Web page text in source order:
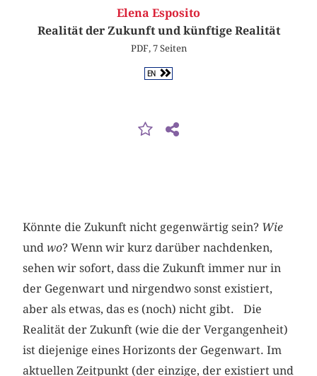
Elena Esposito
Realität der Zukunft und künftige Realität
PDF, 7 Seiten
EN
Könnte die Zukunft nicht gegenwärtig sein? Wie
undwo? Wenn wir kurz darüber nachdenken,
sehen wir sofort, dass die Zu­kunft immer nur in
der Gegenwart und nirgendwo sonst existiert,
aber als etwas, das es (noch) nicht gibt. Die
Realität der Zukunft (wie die der Vergangenheit)
ist diejenige eines Horizonts der Gegenwart. Im
aktuellen Zeitpunkt (der einzige, der existiert und